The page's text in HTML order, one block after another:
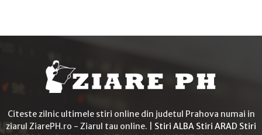
Citeste zilnic ultimele stiri online din judetul Prahova numai in
ziarul ZiarePH.ro - Ziarul tau online. | Stiri ALBA Stiri ARAD Stiri